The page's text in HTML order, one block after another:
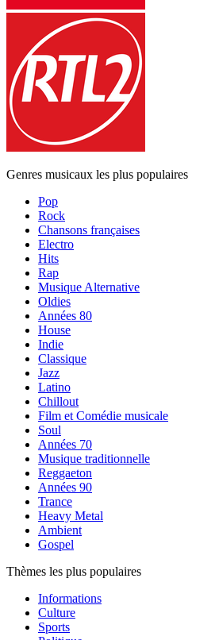
Genres musicaux les plus populaires
Pop
Rock
Chansons françaises
Electro
Hits
Rap
Musique Alternative
Oldies
Années 80
House
Indie
Classique
Jazz
Latino
Chillout
Film et Comédie musicale
Soul
Années 70
Musique traditionnelle
Reggaeton
Années 90
Trance
Heavy Metal
Ambient
Gospel
Thèmes les plus populaires
Informations
Culture
Sports